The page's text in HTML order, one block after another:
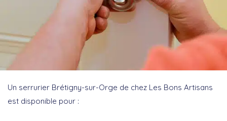
Un serrurier Brétigny-sur-Orge de chez Les Bons Artisans
est disponible pour :